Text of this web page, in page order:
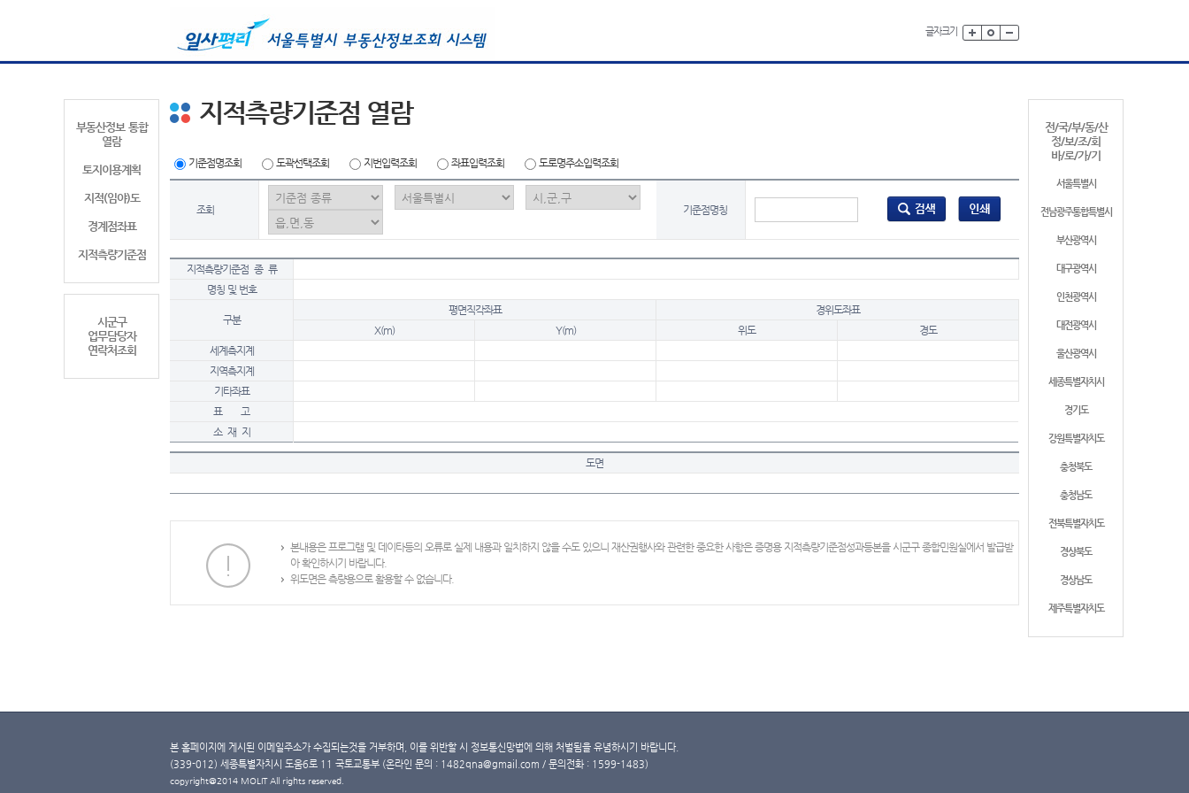
글자크기
부동산정보 통합
열람
토지이용계획
지적(임야)도
경계점좌표
지적측량기준점
시군구
업무담당자
연락처조회
전/국/부/동/산
정/보/조/회
바/로/가/기
서울특별시
전남광주통합특별시
부산광역시
대구광역시
인천광역시
대전광역시
울산광역시
세종특별자치시
경기도
강원특별자치도
충청북도
충청남도
전북특별자치도
경상북도
경상남도
제주특별자치도
지적측량기준점 열람
기준점명조회 도곽선택조회 지번입력조회 좌표입력조회 도로명주소입력조회
조회 기준점명칭
지적측량기준점 종 류
명칭 및 번호
구분
평면직각좌표
경위도좌표
X(m)
Y(m) 위도
경도
세계측지계
지역측지계
기타좌표
표 고
소 재 지
도면
본내용은 프로그램 및 데이타등의 오류로 실제 내용과 일치하지 않을 수도 있으니 재산권행사와 관련한 중요한 사항은 증명용 지적측량기준점성과등본을 시군구 종합민원실에서 발급받
아 확인하시기 바랍니다.
위도면은 측량용으로 활용할 수 없습니다.
본 홈페이지에 게시된 이메일주소가 수집되는것을 거부하며, 이를 위반할 시 정보통신망법에 의해 처벌됨을 유념하시기 바랍니다.
(339-012) 세종특별자치시 도움6로 11 국토교통부 (온라인 문의 : 1482qna@gmail.com / 문의전화 : 1599-1483)
copyright@2014 MOLIT All rights reserved.